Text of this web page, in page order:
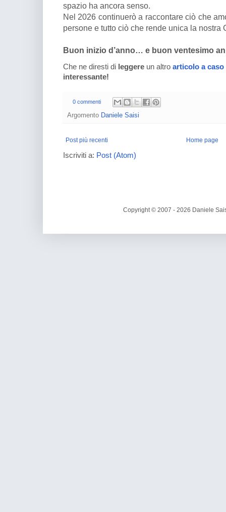
spazio ha ancora senso.
Nel 2026 continuerò a raccontare ciò che
persone e tutto ciò che rende unica la nostra
Buon inizio d’anno… e buon ventesimo
Che ne diresti di leggere un altro articolo a caso
interessante!
0 commenti
Argomento Daniele Saisi
Post più recenti Home page
Iscriviti a: Post (Atom)
Copyright © 2007 - 2026 Daniele